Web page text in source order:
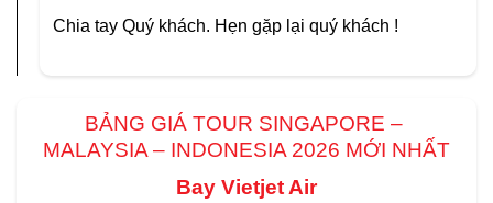
Chia tay Quý khách. Hẹn gặp lại quý khách !
BẢNG GIÁ TOUR SINGAPORE –
MALAYSIA – INDONESIA 2026 MỚI NHẤT
Bay Vietjet Air